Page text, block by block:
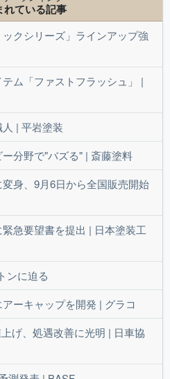
れている記事
クシリーズ」ラインアップ強
ム「ファストフラッシュ」 |
| 平岩塗装
分野で"バズる" | 斎藤塗料
身、9月6日から全国販売開始
急要望書を提出 | 日本塗装工
ンに迫る
ーキャップを開発 | グラコ
げ、処遇改善に光明 | 日車協